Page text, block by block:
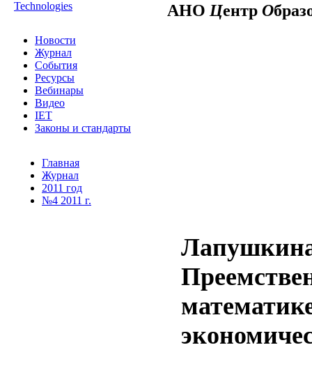
АНО Центр О
Новости
Журнал
События
Ресурсы
Вебинары
Видео
IET
Законы и стандарты
Главная
Журнал
2011 год
№4 2011 г.